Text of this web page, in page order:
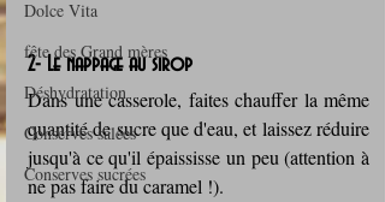
Dolce Vita
fête des Grand mères
Déshydratation
Conserves salées
Conserves sucrées
2- Le nappage au sirop
Dans une casserole, faites chauffer la même
quantité de sucre que d'eau, et laissez réduire
jusqu'à ce qu'il épaississe un peu (attention à
ne pas faire du caramel !).